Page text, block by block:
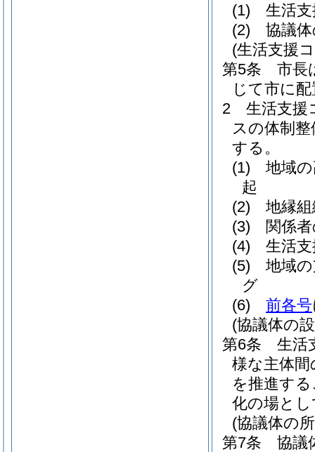
(1)
生活
(2)
協議
(生活支援
第5条
市長
じて市に
2
生活支援
スの体制
する。
(1)
地域
起
(2)
地縁
(3)
関係
(4)
生活
(5)
地域
グ
(6)
前各号
(協議体の
第6条
生活
様な主体
を推進す
化の場と
(協議体の
第7条
協議